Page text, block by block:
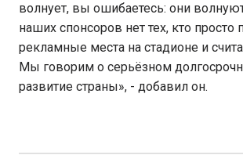
волнует, вы ошибаетесь: они
наших спонсоров нет тех, кто просто
рекламные места на стадионе и
Мы говорим о серьёзном
развитие страны», - добавил он.